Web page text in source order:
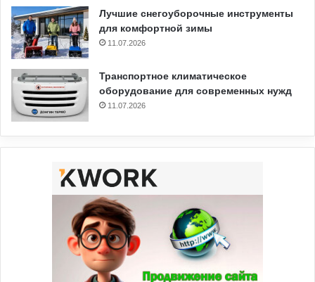
Лучшие снегоуборочные инструменты
для комфортной зимы
11.07.2026
Транспортное климатическое
оборудование для современных нужд
11.07.2026